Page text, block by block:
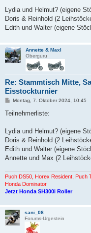
a
Lydia und Helmut? (eigene
Doris & Reinhold (2
Edith und Walter (eigene
Annette & Maxl
Oberguru
Re: Stammtisch Mitte,
Eisstockturnier
B
i
a
Montag, 7. Oktober 2024, 10:45
Teilnehmerliste:
Lydia und Helmut? (eigene
Doris & Reinhold (2
Edith und Walter (eigene
Annette und Max (2
Puch DS50, Horex Resident, Puch
Honda Dominator
Jetzt Honda SH300i Roller
sani_08
Forums-Urgestein